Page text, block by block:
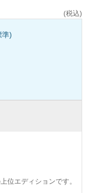
(税込)
準)
位エディションです。